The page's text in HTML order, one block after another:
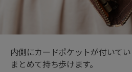
内側にカードポケットが付いて
まとめて持ち歩けます。